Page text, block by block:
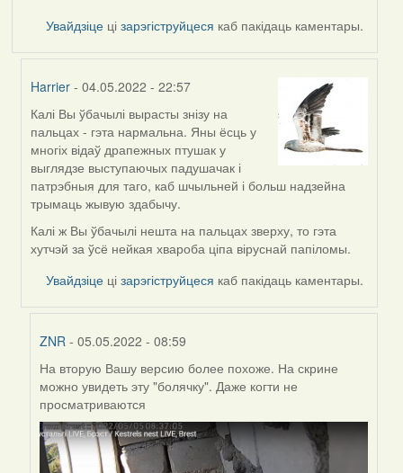
Увайдзіце цізарэгіструйцеся каб пакідаць каментары.
Harrier - 04.05.2022 - 22:57
In
reply
to
by
ZNR
Калі Вы ўбачылі вырасты знізу на
пальцах - гэта нармальна. Яны ёсць у
многіх відаў драпежных птушак у
выглядзе выступаючых падушачак і
патрэбныя для таго, каб шчыльней і больш надзейна
трымаць жывую здабычу.
Калі ж Вы ўбачылі нешта на пальцах зверху, то гэта
хутчэй за ўсё нейкая хвароба ціпа віруснай папіломы.
Увайдзіце цізарэгіструйцеся каб пакідаць каментары.
ZNR - 05.05.2022 - 08:59
In
reply
to
by
Harrier
На вторую Вашу версию более похоже. На скрине
можно увидеть эту "болячку". Даже когти не
просматриваются